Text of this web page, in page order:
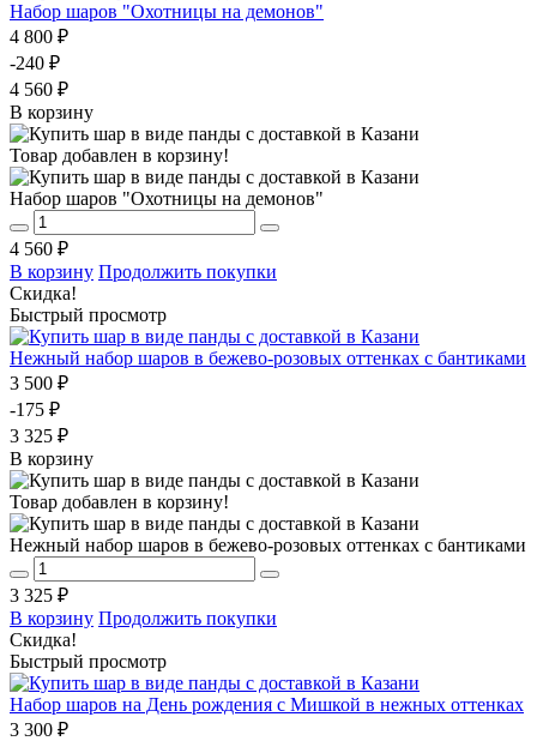
Набор шаров "Охотницы на демонов"
4 800 ₽
-240 ₽
4 560 ₽
В корзину
Товар добавлен в корзину!
Набор шаров "Охотницы на демонов"
4 560 ₽
В корзину Продолжить покупки
Скидка!
Быстрый просмотр
Нежный набор шаров в бежево-розовых оттенках с бантиками
3 500 ₽
-175 ₽
3 325 ₽
В корзину
Товар добавлен в корзину!
Нежный набор шаров в бежево-розовых оттенках с бантиками
3 325 ₽
В корзину Продолжить покупки
Скидка!
Быстрый просмотр
Набор шаров на День рождения с Мишкой в нежных оттенках
3 300 ₽